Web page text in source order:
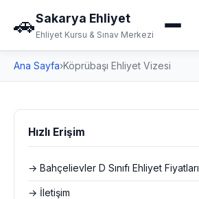
🚗Sakarya Ehliyet
Ehliyet Kursu & Sınav Merkezi
Ana Sayfa›Köprübaşı Ehliyet Vizesi
Hızlı Erişim
→ Bahçelievler D Sınıfı Ehliyet Fiyatları
→ İletişim